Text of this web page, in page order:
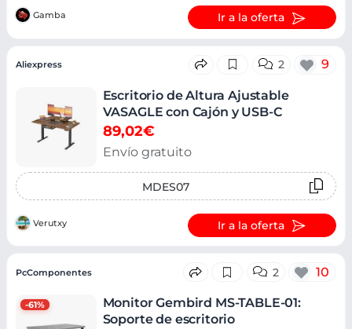
Gamba Ir a la oferta
Aliexpress 2 9
Escritorio de Altura Ajustable
VASAGLE con Cajón y USB-C
89,02€
Envío gratuito
MDES07
Verutxy Ir a la oferta
-61%
PcComponentes 2 10
Monitor Gembird MS-TABLE-01:
Soporte de escritorio